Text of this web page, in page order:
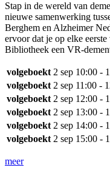
Stap in de wereld van
nieuwe samenwerking
Berghem en Alzheimer
ervoor dat je op elke
Bibliotheek een VR-
volgeboekt 2 sep 10:00 -
volgeboekt 2 sep 11:00 -
volgeboekt 2 sep 12:00 -
volgeboekt 2 sep 13:00 -
volgeboekt 2 sep 14:00 -
volgeboekt 2 sep 15:00 -
meer